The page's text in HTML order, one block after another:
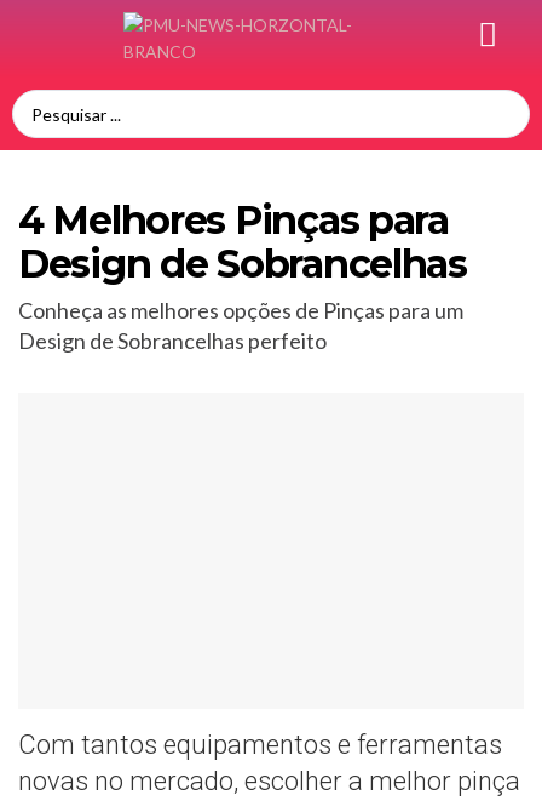
4 Melhores Pinças para
Design de Sobrancelhas
Conheça as melhores opções de Pinças para um
Design de Sobrancelhas perfeito
Com tantos equipamentos e ferramentas
novas no mercado, escolher a melhor pinça